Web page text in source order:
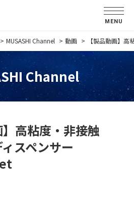
MENU
MUSASHI Channel 動画 【製品動画】
Channel
】高粘度・非接触
スペンサー